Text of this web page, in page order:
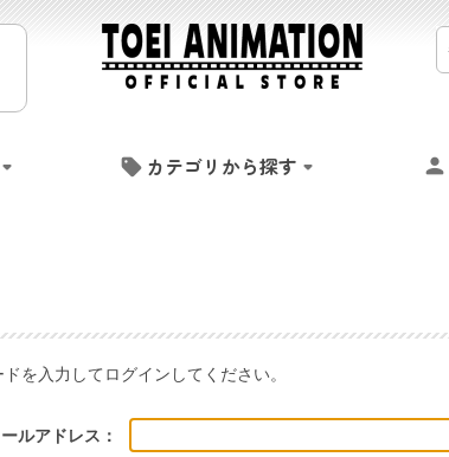
カテゴリから探す
を入力してログインしてください。
ールアドレス：